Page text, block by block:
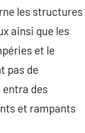
les structures
ainsi que les
et le
pas de
entra des
et rampants